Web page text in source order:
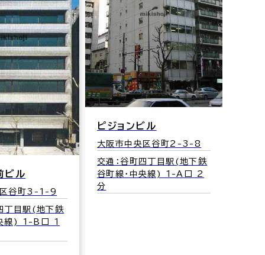
ビル
区谷町3-1-9
丁目駅(地下鉄
線) 1-B口 1
ピジョンビル
大阪市中央区谷町2-3-8
交通：谷町四丁目駅(地下鉄
谷町線･中央線) 1-A口 2
分